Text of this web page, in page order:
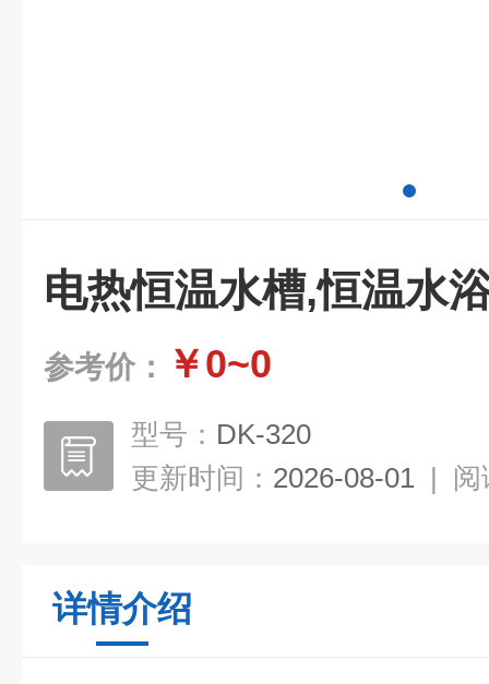
电热恒温水槽,恒温水
参考价： ￥0~0
型号： DK-320
更新时间： 2026-08-01 | 阅
详情介绍